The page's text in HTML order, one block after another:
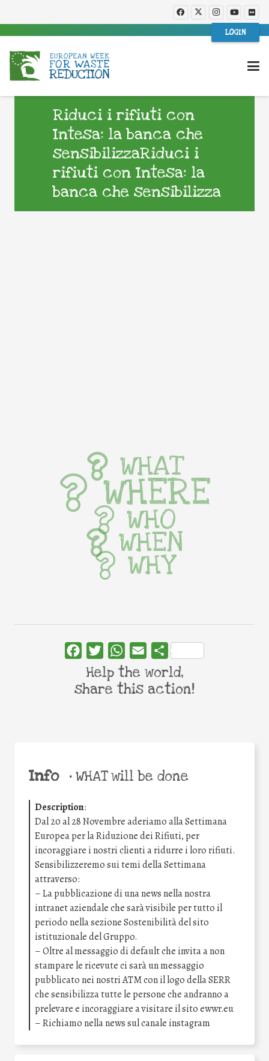
LOGIN
Riduci i rifiuti con
Intesa: la banca che
sensibilizzaRiduci i
rifiuti con Intesa: la
banca che sensibilizza
Info •WHAT will be done
Description:
Dal 20 al 28 Novembre aderiamo alla Settimana
Europea per la Riduzione dei Rifiuti, per
incoraggiare i nostri clienti a ridurre i loro rifiuti.
Sensibilizzeremo sui temi della Settimana
attraverso:
– La pubblicazione di una news nella nostra
intranet aziendale che sarà visibile per tutto il
periodo nella sezione Sostenibilità del sito
istituzionale del Gruppo.
– Oltre al messaggio di default che invita a non
stampare le ricevute ci sarà un messaggio
pubblicato nei nostri ATM con il logo della SERR
che sensibilizza tutte le persone che andranno a
prelevare e incoraggiare a visitare il sito ewwr.eu
– Richiamo nella news sul canale instagram
WHAT
WHERE
WHO
WHEN
WHY
FacebookTwitterWhatsApp
Email Share
Help the world,
share this action!